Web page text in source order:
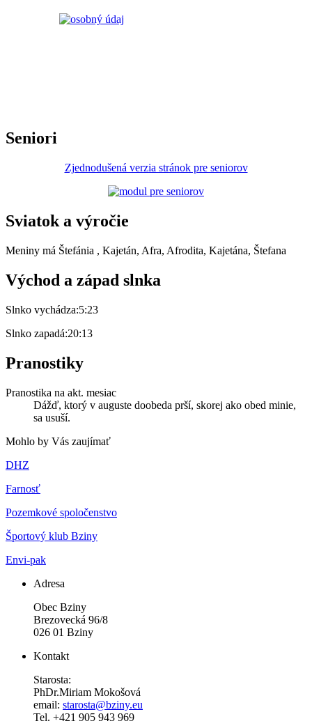
Seniori
Zjednodušená verzia stránok pre seniorov
Sviatok a výročie
Meniny má Štefánia , Kajetán, Afra, Afrodita, Kajetána, Štefana
Východ a západ slnka
Slnko vychádza:5:23
Slnko zapadá:20:13
Pranostiky
Pranostika na akt. mesiac
Dážď, ktorý v auguste doobeda prší, skorej ako obed minie,
sa usuší.
Mohlo by Vás zaujímať
DHZ
Farnosť
Pozemkové spoločenstvo
Športový klub Bziny
Envi-pak
Adresa
Obec Bziny
Brezovecká 96/8
026 01 Bziny
Kontakt
Starosta:
PhDr.Miriam Mokošová
email: starosta@bziny.eu
Tel. +421 905 943 969